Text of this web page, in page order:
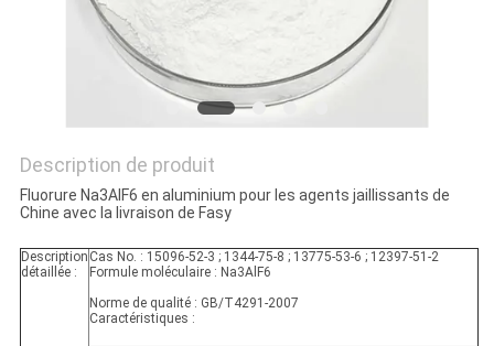
POLITIQUE
DE
CONFIDENTIALITÉ
Description de produit
Fluorure Na3AlF6 en aluminium pour les agents jaillissants de
Chine avec la livraison de Fasy
Description
détaillée :
Cas No. : 15096-52-3 ; 1344-75-8 ; 13775-53-6 ; 12397-51-2
Formule moléculaire : Na3AlF6
Norme de qualité : GB/T4291-2007
Caractéristiques :